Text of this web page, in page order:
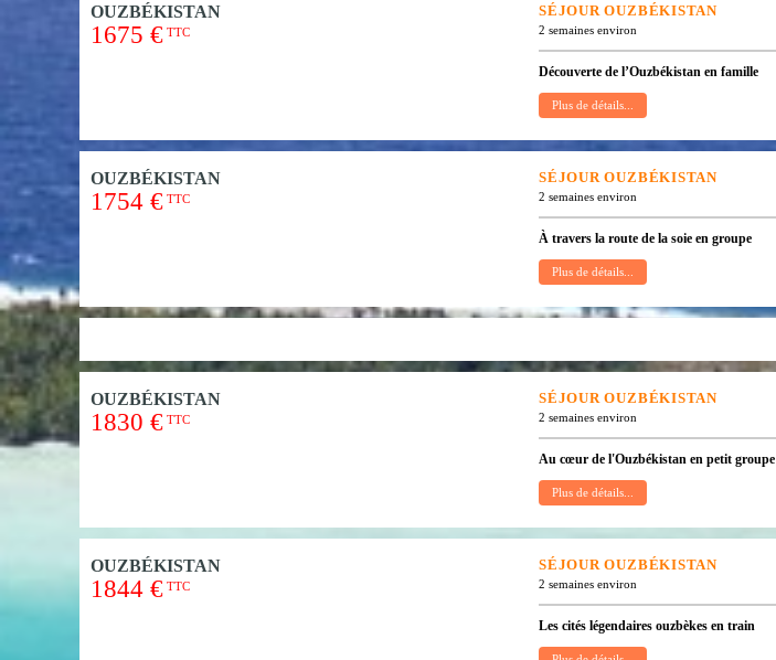
OUZBÉKISTAN
1675 € TTC
SÉJOUROUZBÉKISTAN
2 semaines environ
Découverte de l’Ouzbékistan en famille
OUZBÉKISTAN
1754 € TTC
SÉJOUROUZBÉKISTAN
2 semaines environ
À travers la route de la soie en groupe
OUZBÉKISTAN
1830 € TTC
SÉJOUROUZBÉKISTAN
2 semaines environ
Au cœur de l'Ouzbékistan en petit groupe
OUZBÉKISTAN
1844 € TTC
SÉJOUROUZBÉKISTAN
2 semaines environ
Les cités légendaires ouzbèkes en train